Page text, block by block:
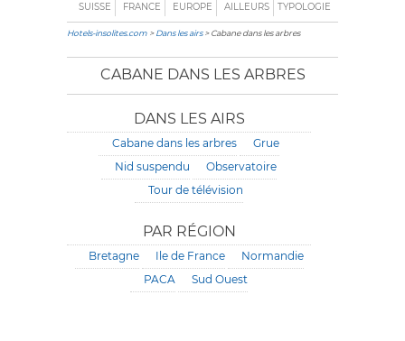
SUISSE FRANCE EUROPE AILLEURS TYPOLOGIE
Hotels-insolites.com >Dans les airs> Cabane dans les arbres
CABANE DANS LES ARBRES
DANS LES AIRS
Cabane dans les arbres
Grue
Nid suspendu
Observatoire
Tour de télévision
PAR RÉGION
Bretagne Ile de France
Normandie
PACA
Sud Ouest